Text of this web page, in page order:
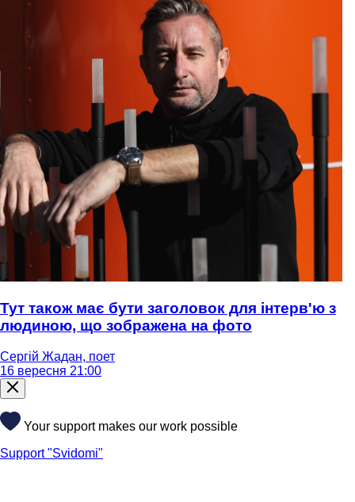
Тут також має бути заголовок для інтерв'ю з
людиною, що зображена на фото
Сергій Жадан, поет
16 вересня 21:00
Your support makes our work possible
Support "Svidomi"